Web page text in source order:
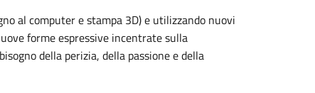
al computer e stampa 3D) e utilizzando nuovi
forme espressive incentrate sulla
della perizia, della passione e della